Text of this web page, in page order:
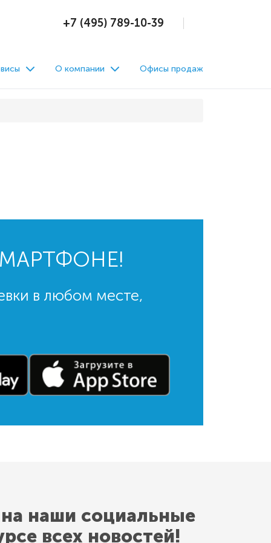
+7 (495) 789-10-39
О компании Офисы продаж
в любом месте,
наши социальные
всех новостей!